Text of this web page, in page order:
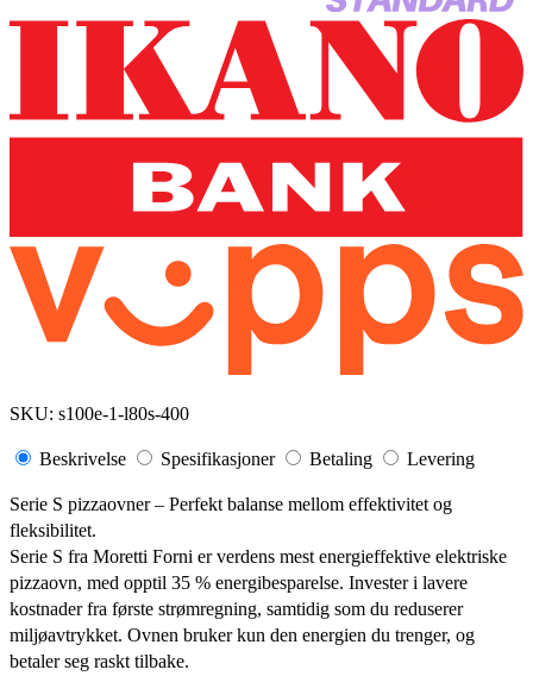
SKU: s100e-1-l80s-400
Beskrivelse Spesifikasjoner Betaling Levering
Serie S pizzaovner – Perfekt balanse mellom effektivitet og
fleksibilitet.
Serie S fra Moretti Forni er verdens mest energieffektive elektriske
pizzaovn, med opptil 35 % energibesparelse. Invester i lavere
kostnader fra første strømregning, samtidig som du reduserer
miljøavtrykket. Ovnen bruker kun den energien du trenger, og
betaler seg raskt tilbake.